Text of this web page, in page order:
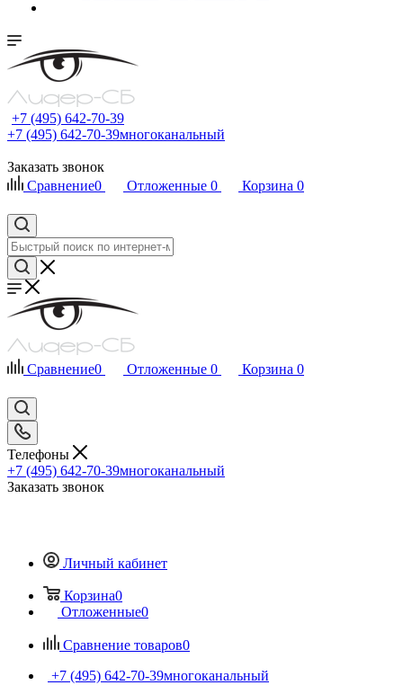
+7 (495) 642-70-39
+7 (495) 642-70-39многоканальный
Заказать звонок
Сравнение0 Отложенные 0 Корзина 0
Сравнение0 Отложенные 0 Корзина 0
Телефоны
+7 (495) 642-70-39многоканальный
Заказать звонок
Личный кабинет
Корзина0
Отложенные0
Сравнение товаров0
+7 (495) 642-70-39многоканальный